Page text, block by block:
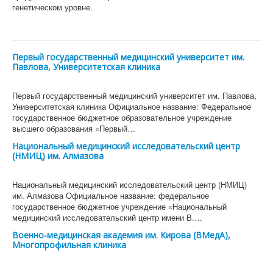
генетическом уровне.
Первый государственный медицинский университет им.
Павлова, Университетская клиника
Первый государственный медицинский университет им. Павлова,
Университетская клиника Официальное название: Федеральное
государственное бюджетное образовательное учреждение
высшего образования «Первый…
Национальный медицинский исследовательский центр
(НМИЦ) им. Алмазова
Национальный медицинский исследовательский центр (НМИЦ)
им. Алмазова Официальное название: федеральное
государственное бюджетное учреждение «Национальный
медицинский исследовательский центр имени В.…
Военно-медицинская академия им. Кирова (ВМедА),
Многопрофильная клиника